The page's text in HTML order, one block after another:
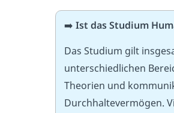
➡️ Ist das Studium
Das Studium gilt
unterschiedlichen
Theorien und
Durchhaltevermögen.